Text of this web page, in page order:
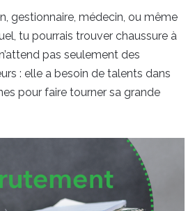
gestionnaire, médecin, ou même
tu pourrais trouver chaussure à
pas seulement des
: elle a besoin de talents dans
pour faire tourner sa grande